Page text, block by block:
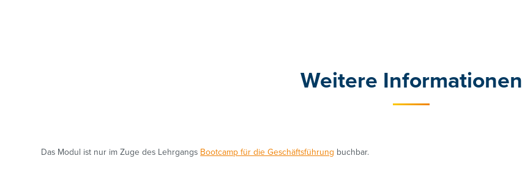
Weitere Informationen
Das Modul ist nur im Zuge des Lehrgangs Bootcamp für die Geschäftsführung buchbar.